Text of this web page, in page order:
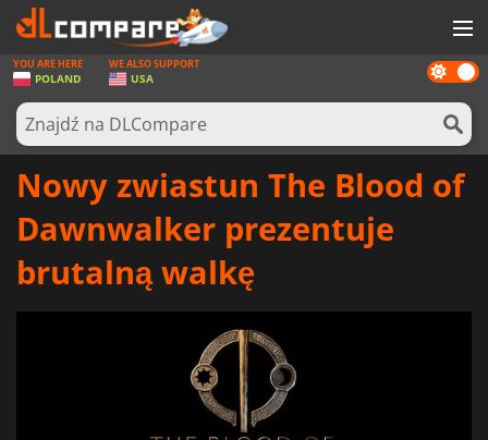
GRY
KARTY DO GIER
OPROGRAMOWANIE
Dark
mode
YOU ARE HERE
POLAND
WE ALSO SUPPORT
USA
Nowy zwiastun The Blood of
Dawnwalker prezentuje
brutalną walkę